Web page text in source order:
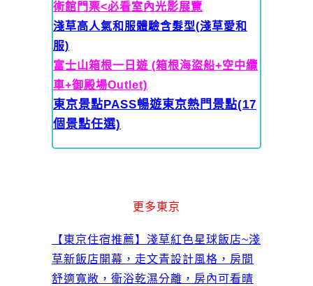
術館門票<必看室內光影展覽
淺草高人氣和服體驗含髮型(淺草愛和
服)
富士山箱根一日遊 (箱根海盜船+空中纜
車+御殿場Outlet)
東京景點PASS暢遊東京熱門景點(17
個景點任選)
更多東京
【東京住宿推薦】淺草紅色星球飯店~淺
草新飯店開幕，走文青設計風格，房間
舒適寬敞，衛浴乾濕分離，房內可看晴